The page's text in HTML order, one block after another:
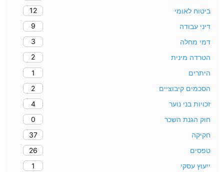
ביטוח לאומי
12
דיני עבודה
9
דמי מחלה
3
הטרדה מינית
2
היתרים
1
הסכמים קיבוציים
2
זכויות בני נוער
4
חוק הגנת השכר
0
חקיקה
37
טפסים
26
ייעוץ עסקי
1